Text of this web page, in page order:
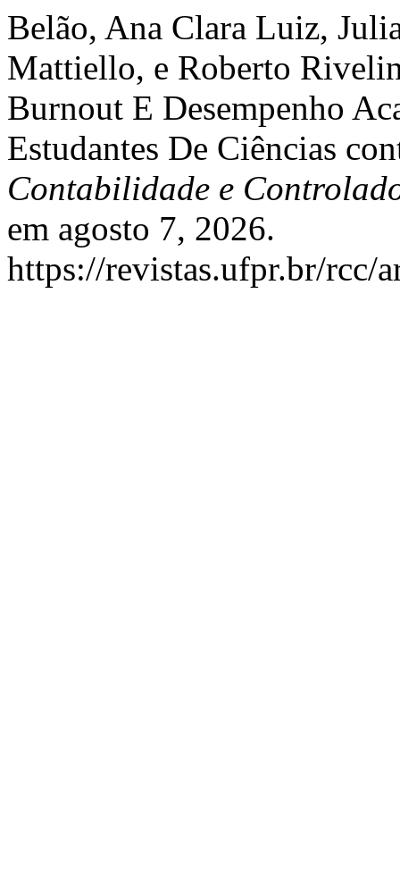
Belão, Ana Clara Luiz,
Mattiello, e Roberto
Burnout E Desempenho
Estudantes De Ciências
Contabilidade e
em agosto 7, 2026.
https://revistas.ufpr.br/rcc/